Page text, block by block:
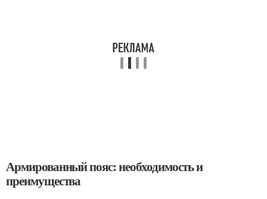
Армированный пояс: необходимость и
преимущества